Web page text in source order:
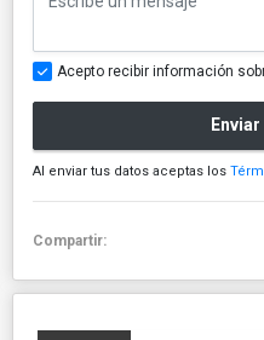
Acepto recibir información
Al enviar tus datos aceptas los
Compartir: